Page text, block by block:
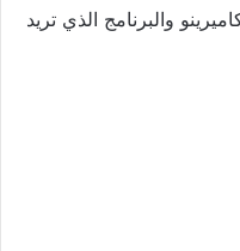
والبرنامج الذي تريد